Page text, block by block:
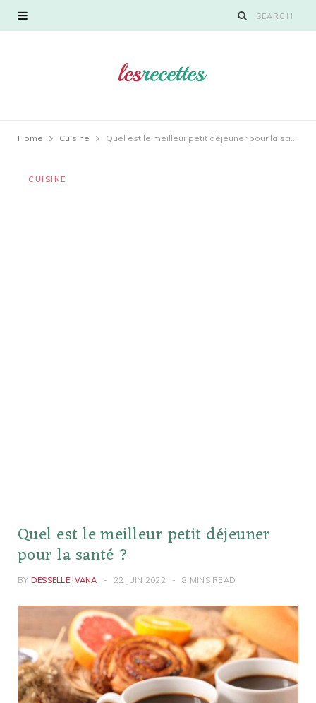
Home Cuisine Quel est le meilleur petit déjeuner pour la santé ?
CUISINE
Quel est le meilleur petit déjeuner
pour la santé ?
BY DESSELLE IVANA 22 JUIN 2022 8 MINS READ